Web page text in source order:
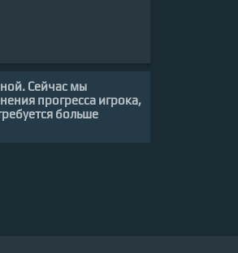
Сейчас мы
прогресса игрока,
больше